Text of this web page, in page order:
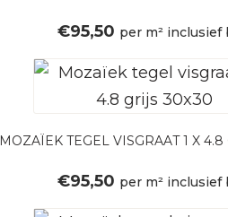
€95,50 per m² inclusief
MOZAÏEK TEGEL VISGRAAT 1 X
€95,50 per m² inclusief